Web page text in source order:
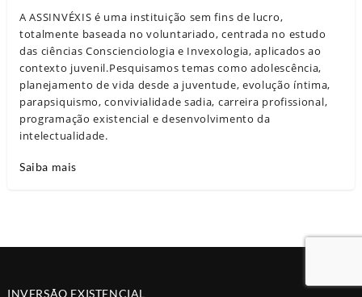
A ASSINVÉXIS é uma instituição sem fins de lucro,
totalmente baseada no voluntariado, centrada no estudo
das ciências Conscienciologia e Invexologia, aplicados ao
contexto juvenil.Pesquisamos temas como adolescência,
planejamento de vida desde a juventude, evolução íntima,
parapsiquismo, convivialidade sadia, carreira profissional,
programação existencial e desenvolvimento da
intelectualidade.
Saiba mais
INVERSÃO EXISTENCIAL